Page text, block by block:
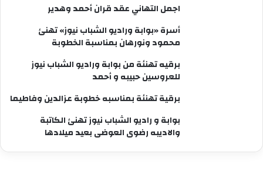
اجمل التهاني عقد قران أحمد وهدير
أسرة «بوابة وراديو الشباب نيوز» تهنئ
محمود ونورهان بمناسبة الخطوبة
برقيه تهنئة من بوابة وراديو الشباب نيوز
للعروسين حبيبه و أحمد
برقية تهنئة بمناسبه خطوبة عزالدين وفاطيما
بوابة و راديو الشباب نيوز تهنئ الكاتبة
والاديبه رضوى العوضى بعيد ميلادها